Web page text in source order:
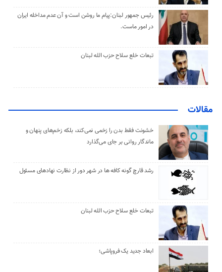
رئیس جمهور لبنان:پیام ما روشن است و آن عدم مداخله ایران
در امور ماست.
تبعات خلع سلاح حزب الله لبنان
مقالات
خشونت فقط بدن را زخمی نمی‌کند، بلکه زخم‌های پنهان و
ماندگار روانی بر جای می‌گذارد
رشد قارچ گونه کافه ها در شهر دور از نظارت نهادهای مسئول
تبعات خلع سلاح حزب الله لبنان
ابعاد جدید یک فروپاشی؛